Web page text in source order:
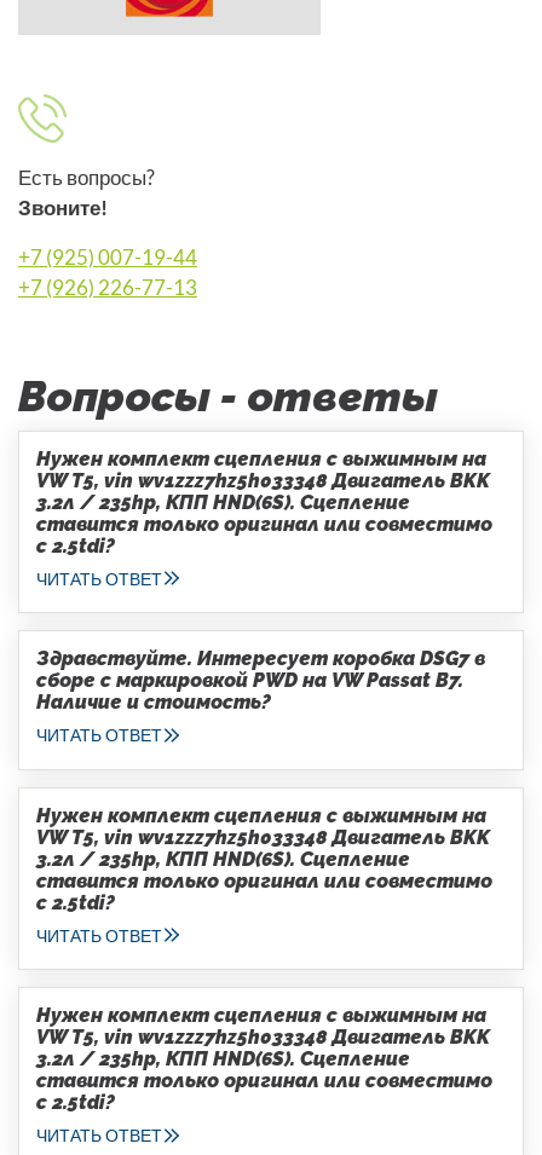
Есть вопросы?
Звоните!
+7 (925) 007-19-44
+7 (926) 226-77-13
Вопросы - ответы
Нужен комплект сцепления с выжимным на
VW T5, vin wv1zzz7hz5h033348 Двигатель BKK
3.2л / 235hp, КПП HND(6S). Сцепление
ставится только оригинал или совместимо
с 2.5tdi?
ЧИТАТЬ ОТВЕТ
Здравствуйте. Интересует коробка DSG7 в
сборе с маркировкой PWD на VW Passat B7.
Наличие и стоимость?
ЧИТАТЬ ОТВЕТ
Нужен комплект сцепления с выжимным на
VW T5, vin wv1zzz7hz5h033348 Двигатель BKK
3.2л / 235hp, КПП HND(6S). Сцепление
ставится только оригинал или совместимо
с 2.5tdi?
ЧИТАТЬ ОТВЕТ
Нужен комплект сцепления с выжимным на
VW T5, vin wv1zzz7hz5h033348 Двигатель BKK
3.2л / 235hp, КПП HND(6S). Сцепление
ставится только оригинал или совместимо
с 2.5tdi?
ЧИТАТЬ ОТВЕТ